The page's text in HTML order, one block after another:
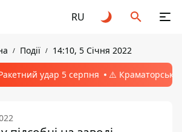
RU
Події 14:10, 5 Січня 2022
удар 5 серпня ⚠️ Краматорськ,